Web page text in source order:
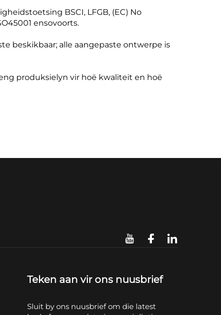
BSCI, LFGB, (EC) No
ensovoorts.
beskikbaar; alle aangepaste ontwerpe is
produksielyn vir hoë kwaliteit en hoë
Teken aan vir ons nuusbrief
Sluit by ons nuusbrief om die latest